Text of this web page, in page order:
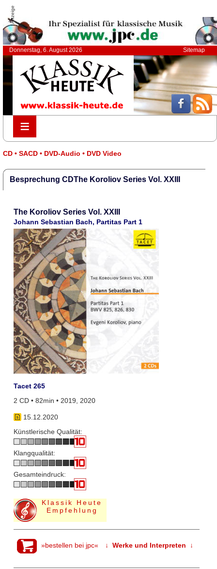
Anzeige
Donnerstag, 6. August 2026 Sitemap
≡
≡
CD • SACD • DVD-Audio • DVD Video
Besprechung CDThe Koroliov Series Vol. XXIII
The Koroliov Series Vol. XXIII
Johann Sebastian Bach, Partitas Part 1
Tacet 265
2 CD • 82min • 2019, 2020
15.12.2020
Künstlerische Qualität:
Klangqualität:
Gesamteindruck:
Klassik Heute
Empfehlung
»bestellen bei jpc« ↓ Werke und Interpreten ↓